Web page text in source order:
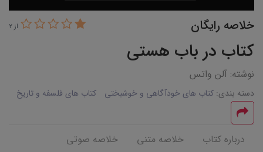
خلاصه رایگان از 2
کتاب در باب هستی
نوشته: آلن واتس
دسته بندی: کتاب های خودآگاهی و خوشبختی کتاب های فلسفه و تاریخ
درباره کتاب خلاصه متنی خلاصه صوتی